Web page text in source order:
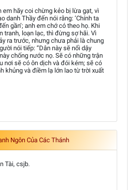
em hãy coi chừng kẻo bị lừa gạt, vì
danh Thầy đến nói rằng: ‘Chính ta
gần’; anh em chớ có theo họ. Khi
tranh, loạn lạc, thì đừng sợ hãi. Vì
ra trước, nhưng chưa phải là chung
nói tiếp: “Dân này sẽ nổi dậy
chống nước nọ. Sẽ có những trận
nơi sẽ có ôn dịch và đói kém; sẽ có
khủng và điềm lạ lớn lao từ trời xuất
Ngôn Của Các Thánh
Tài, csjb.